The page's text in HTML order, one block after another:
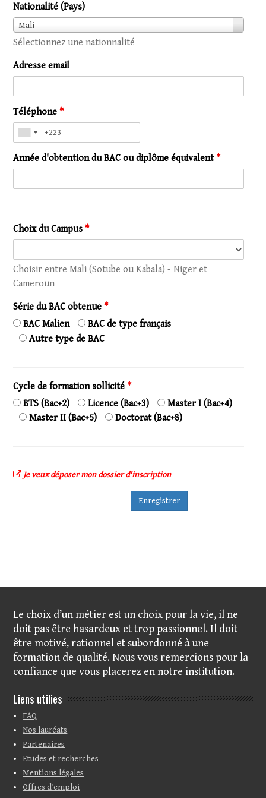
Nationalité (Pays)
Mali
Nationalité
(Pays)
Sélectionnez une nationnalité
Adresse email
Téléphone*
Année d'obtention du BAC ou diplôme équivalent*
Choix du Campus*
Choisir entre Mali (Sotube ou Kabala) - Niger et
Cameroun
Série du BAC obtenue*
BAC Malien
BAC de type français
Autre type de BAC
Cycle de formation sollicité*
BTS (Bac+2)
Licence (Bac+3)
Master I (Bac+4)
Master II (Bac+5)
Doctorat (Bac+8)
Je veux déposer mon dossier d'inscription
Le choix d’un métier est un choix pour la vie, il ne
doit pas être hasardeux et trop passionnel. Il doit
être motivé, rationnel et subordonné à une
formation de qualité. Nous vous remercions pour la
confiance que vous placerez en notre institution.
Liens utilies
FAQ
Nos lauréats
Partenaires
Etudes et recherches
Mentions légales
Offres d’emploi